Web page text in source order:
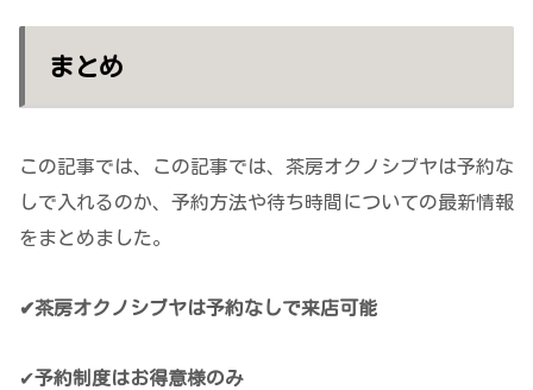
まとめ
この記事では、この記事では、茶房オクノシブヤは予約な
しで入れるのか、予約方法や待ち時間についての最新情報
をまとめました。
✔茶房オクノシブヤは予約なしで来店可能
✔予約制度はお得意様のみ